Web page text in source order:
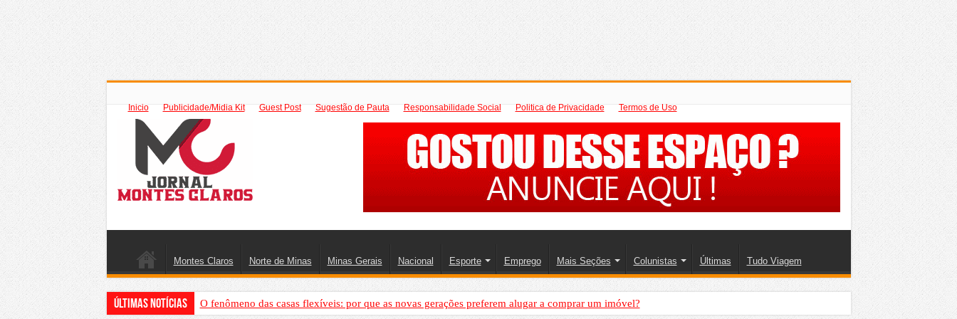
Inicio Publicidade/Midia Kit Guest Post Sugestão de Pauta Responsabilidade Social Politica de Privacidade Termos de Uso
Montes Claros Norte de Minas Minas Gerais Nacional Esporte Emprego Mais Seções Colunistas Últimas Tudo Viagem
Últimas Notícias O fenômeno das casas flexíveis: por que as novas gerações preferem alugar a comprar um imóvel?